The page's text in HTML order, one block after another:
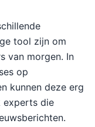
tool zijn om
van morgen. In
op
kunnen deze erg
experts die